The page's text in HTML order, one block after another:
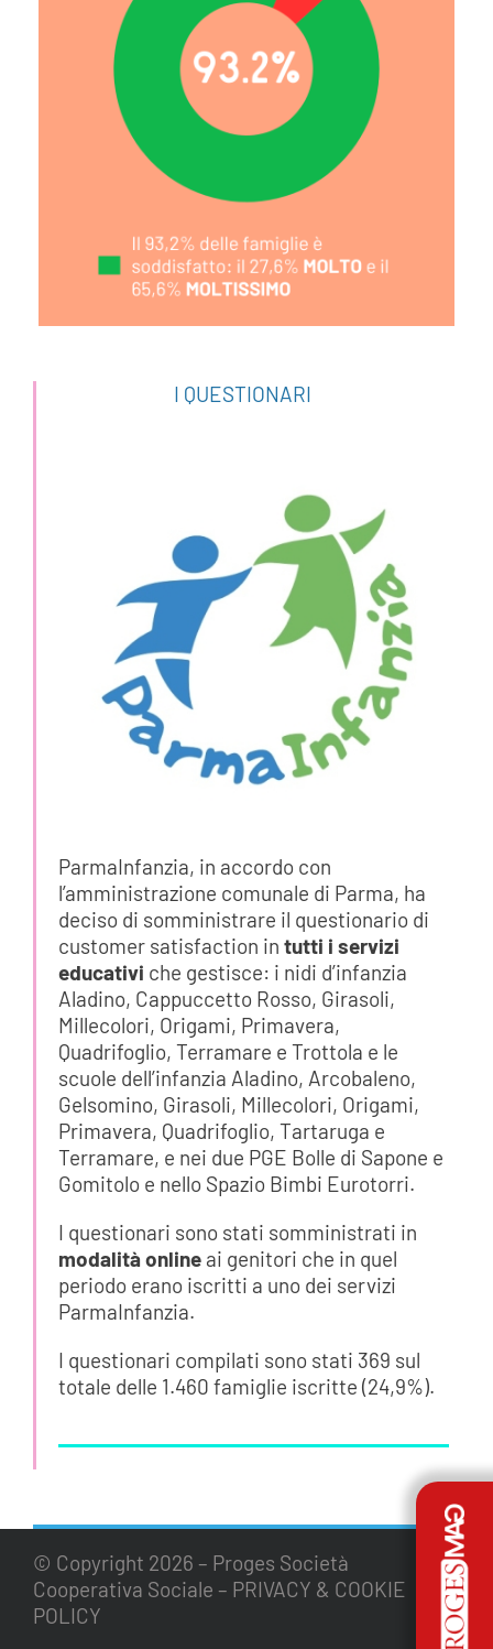
I QUESTIONARI
ParmaInfanzia, in accordo con
l’amministrazione comunale di Parma, ha
deciso di somministrare il questionario di
customer satisfaction in tutti i servizi
educativi che gestisce: i nidi d’infanzia
Aladino, Cappuccetto Rosso, Girasoli,
Millecolori, Origami, Primavera,
Quadrifoglio, Terramare e Trottola e le
scuole dell’infanzia Aladino, Arcobaleno,
Gelsomino, Girasoli, Millecolori, Origami,
Primavera, Quadrifoglio, Tartaruga e
Terramare, e nei due PGE Bolle di Sapone e
Gomitolo e nello Spazio Bimbi Eurotorri.
I questionari sono stati somministrati in
modalità onlineai genitori che in quel
periodo erano iscritti a uno dei servizi
ParmaInfanzia.
I questionari compilati sono stati 369 sul
totale delle 1.460 famiglie iscritte (24,9%).
© Copyright 2026 – Proges Società
Cooperativa Sociale – PRIVACY & COOKIE
POLICY